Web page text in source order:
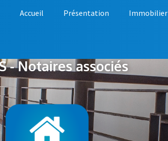
Accueil Présentation Immobilier
- Notaires associés